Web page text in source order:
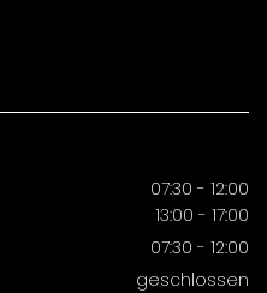
07:30 - 12:00
13:00 - 17:00
07:30 - 12:00
geschlossen